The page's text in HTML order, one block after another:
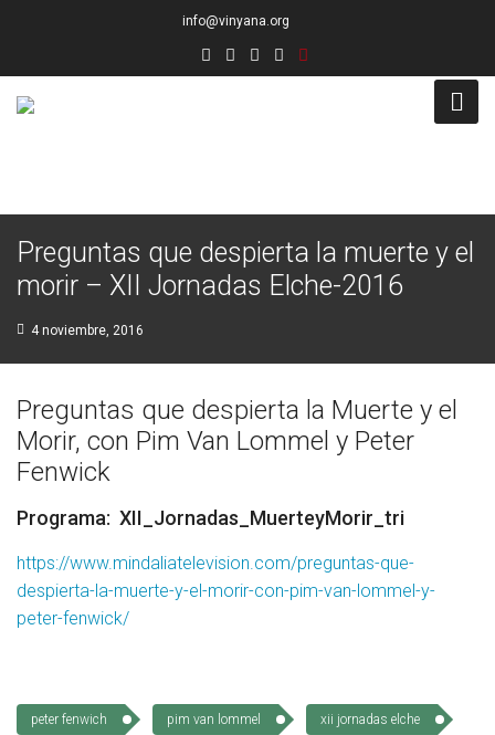
info@vinyana.org
Conócenos
Socios Fundadores
Junta Directiva
Docentes
Socios de Número
Socios Colaboradores
Colaboramos con
Formaciones
Realizadas
Preguntas que despierta la muerte y el
morir – XII Jornadas Elche-2016
4 noviembre, 2016
Preguntas que despierta la Muerte y el
Morir, con Pim Van Lommel y Peter
Fenwick
Programa: XII_Jornadas_MuerteyMorir_tri
https://www.mindaliatelevision.com/preguntas-que-
despierta-la-muerte-y-el-morir-con-pim-van-lommel-y-
peter-fenwick/
peter fenwich pim van lommel xii jornadas elche